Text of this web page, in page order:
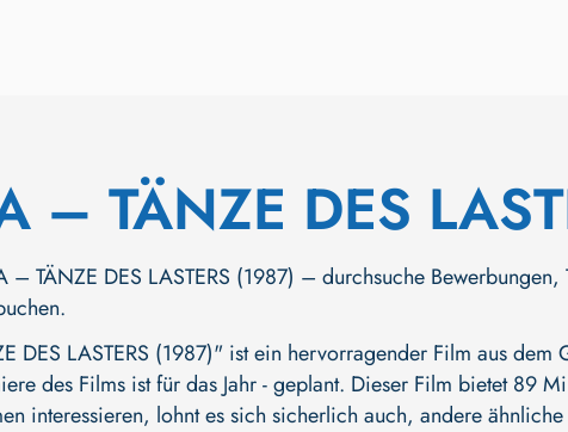
– TÄNZE DES
– TÄNZE DES LASTERS (1987) – durchsuche
DES LASTERS (1987)" ist ein hervorragender Film aus
des Films ist für das Jahr - geplant. Dieser Film bietet 89
interessieren, lohnt es sich sicherlich auch, andere